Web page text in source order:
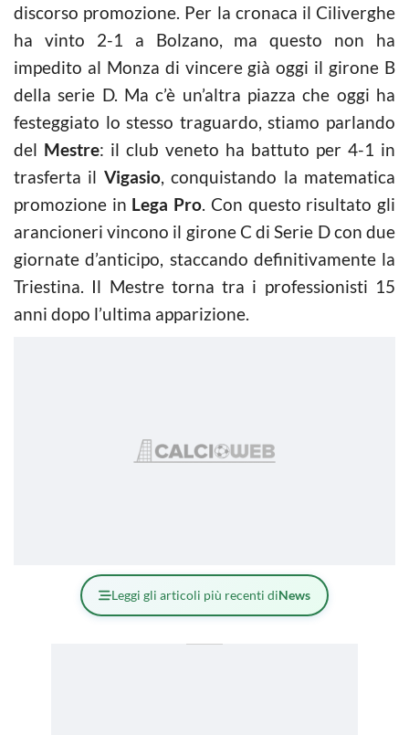
discorso promozione. Per la cronaca il Ciliverghe
ha vinto 2-1 a Bolzano, ma questo non ha
impedito al Monza di vincere già oggi il girone B
della serie D. Ma c’è un’altra piazza che oggi ha
festeggiato lo stesso traguardo, stiamo parlando
del Mestre: il club veneto ha battuto per 4-1 in
trasferta il Vigasio, conquistando la matematica
promozione in Lega Pro. Con questo risultato gli
arancioneri vincono il girone C di Serie D con due
giornate d’anticipo, staccando definitivamente la
Triestina. Il Mestre torna tra i professionisti 15
anni dopo l’ultima apparizione.
Leggi gli articoli più recenti diNews